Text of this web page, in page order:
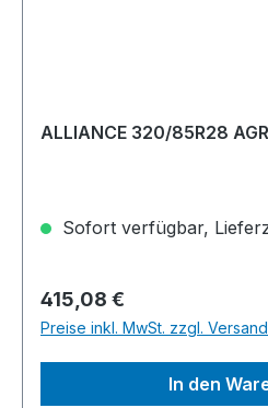
ALLIANCE 320/85R28
Sofort verfügbar,
Regulärer Preis:
415,08 €
Preise inkl. MwSt. zzgl.
In den